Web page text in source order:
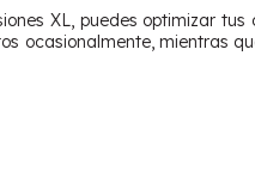
XL, puedes optimizar
ocasionalmente, mientras